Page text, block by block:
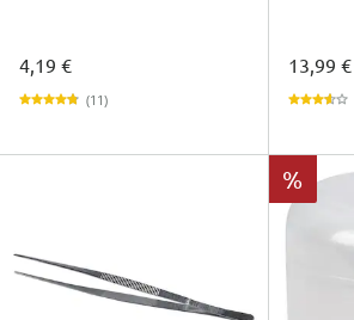
4,19 €
(11)
13,99 €
%